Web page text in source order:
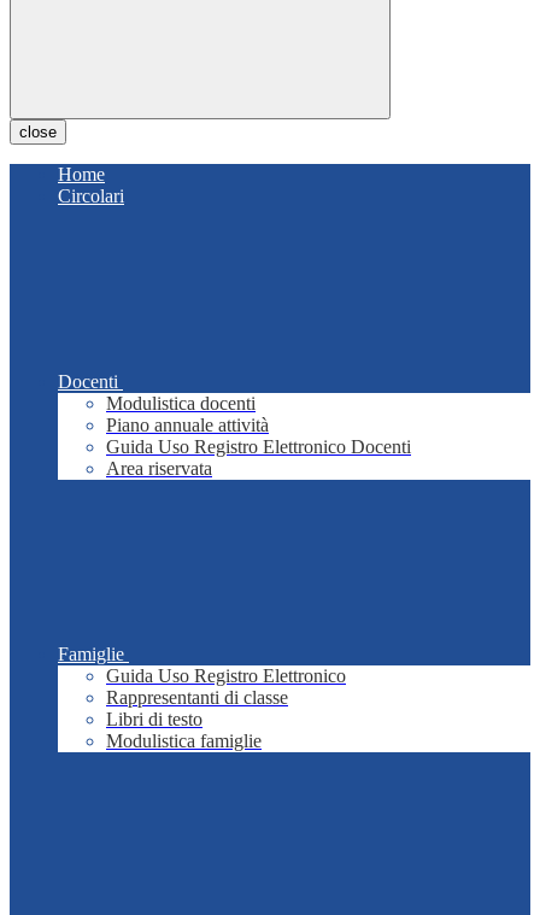
close
Home
Circolari
Docenti
Modulistica docenti
Piano annuale attività
Guida Uso Registro Elettronico Docenti
Area riservata
Famiglie
Guida Uso Registro Elettronico
Rappresentanti di classe
Libri di testo
Modulistica famiglie